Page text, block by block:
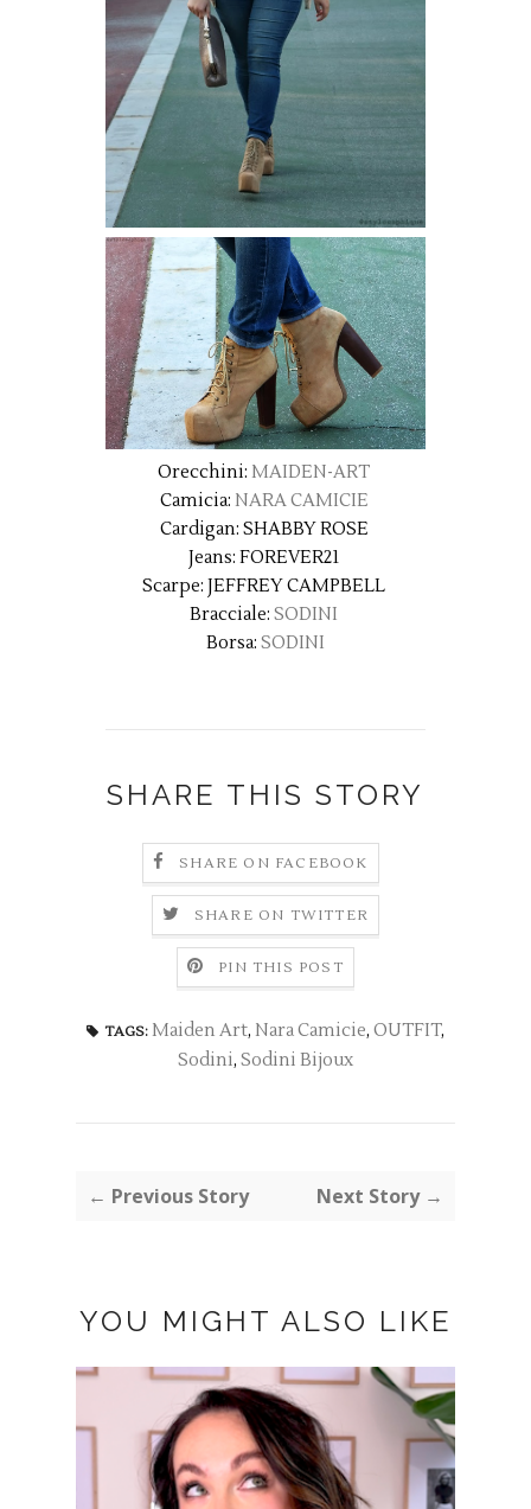
Orecchini: MAIDEN-ART
Camicia: NARA CAMICIE
Cardigan: SHABBY ROSE
Jeans: FOREVER21
Scarpe: JEFFREY CAMPBELL
Bracciale: SODINI
Borsa: SODINI
SHARE THIS STORY
SHARE ON FACEBOOK
SHARE ON TWITTER
PIN THIS POST
TAGS: Maiden Art, Nara Camicie, OUTFIT,
Sodini, Sodini Bijoux
← Previous Story Next Story →
YOU MIGHT ALSO LIKE